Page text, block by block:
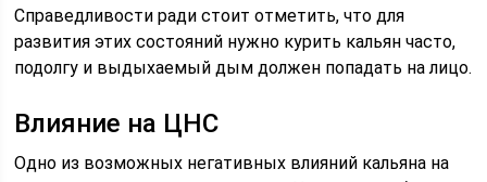
Справедливости ради стоит отметить, что для
развития этих состояний нужно курить кальян часто,
подолгу и выдыхаемый дым должен попадать на лицо.
Влияние на ЦНС
Одно из возможных негативных влияний кальяна на